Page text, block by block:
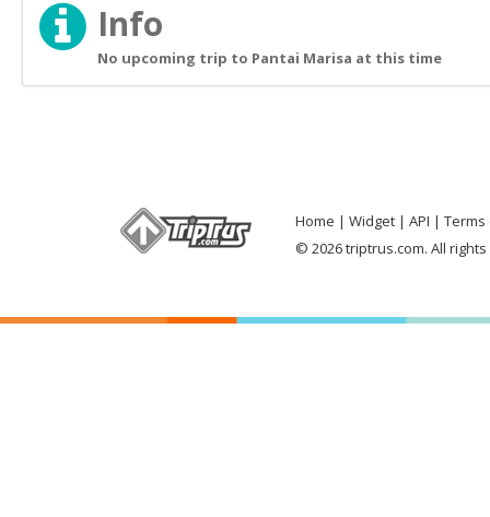
Info
No upcoming trip to Pantai Marisa at this time
Home Widget API
Terms
© 2026 triptrus.com. All